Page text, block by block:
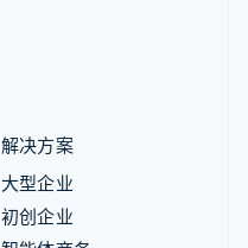
解决方案
大型企业
初创企业